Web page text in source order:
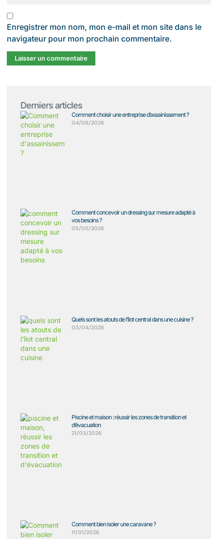
Enregistrer mon nom, mon e-mail et mon site dans le
navigateur pour mon prochain commentaire.
Derniers articles
Comment choisir une entreprise d’assainissement ?
04/08/2026
Comment concevoir un dressing sur mesure adapté à
vos besoins ?
05/05/2026
Quels sont les atouts de l’îlot central dans une cuisine ?
03/04/2026
Piscine et maison : réussir les zones de transition et
d’évacuation
21/03/2026
Comment bien isoler une caravane ?
11/01/2026